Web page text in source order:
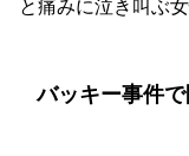
と痛みに泣き叫ぶ
バッキー事件